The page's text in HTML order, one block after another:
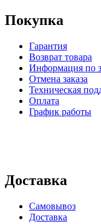
Покупка
Гарантия
Возврат товара
Информация по
Отмена заказа
Техническая
Оплата
График работы
Доставка
Самовывоз
Доставка